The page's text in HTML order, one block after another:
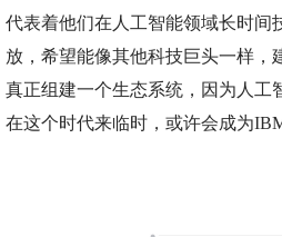
代表着他们在人工智能领域长时
放，希望能像其他科技巨头一样，
真正组建一个生态系统，因为人工
在这个时代来临时，或许会成为